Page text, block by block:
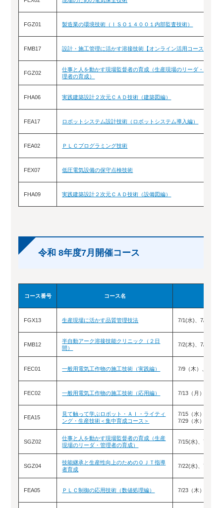
FGZ01 製造業の環境技術（ＩＳＯ１４００１内部監査技術）
FMB17 設計・施工管理に活かす溶接技術【オンライン活用コース】
FGZ02
仕事と人を動かす現場監督者の育成（生産現場のリーダ・管
理者の育成）
FHA06 実践建築設計２次元ＣＡＤ技術（建築図編）
FEA17 ロボットシステム設計技術（ロボットシステム導入編）
FEA02 ＰＬＣプログラミング技術
FEX07 低圧電気設備の保守点検技術
FHA09 実践建築設計２次元ＣＡＤ技術（設備図編）
令和 8年度7月開催コース
コース番号 コース名
FGX13 生産現場に活かす品質管理技法 7/1(水)、7/2(木)
FMB12
半自動アーク溶接技能クリニック（２日
間）
7/2(木)、7/3(金)
FEC01 一般用電気工作物の施工技術（実践編） 7/9（木）、7/10
FEC02 一般用電気工作物の施工技術（応用編） 7/13（月）、7/14
FEA15
見て触って学ぶロボット・ＡＩ・ライティ
ング・生産技術＜集中育成コース＞
7/15（水）、7/
7/29（水）、7/
SGZ02
仕事と人を動かす現場監督者の育成（生産
現場のリーダ・管理者の育成）
7/15(水)、7/16(
SGZ04
技能継承と生産性向上のためのＯＪＴ指導
者育成
7/22(水)、7/29(
FEA05 ＰＬＣ制御の応用技術（数値処理編） 7/23（木）、7/24